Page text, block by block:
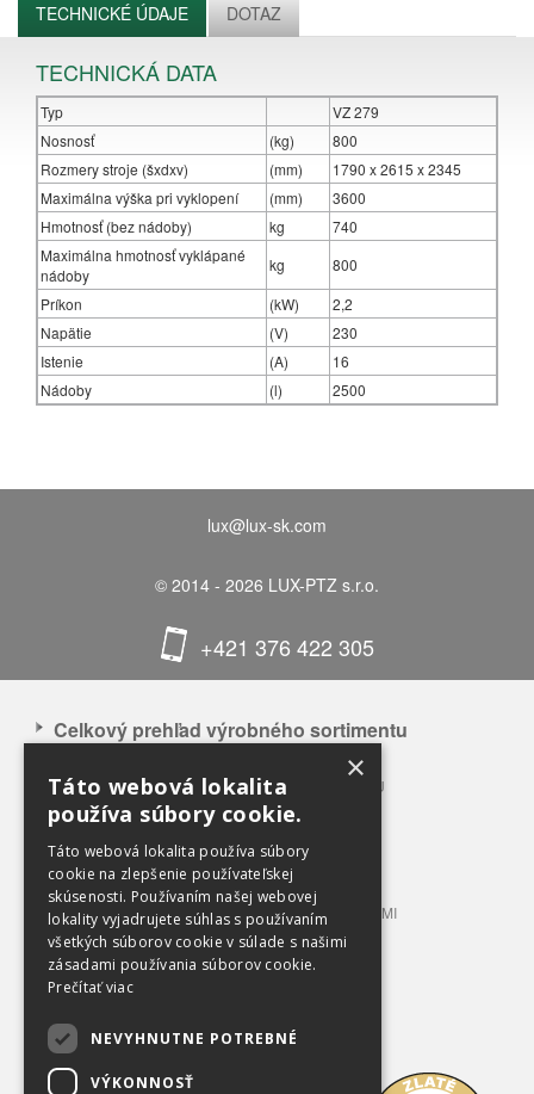
TECHNICKÉ ÚDAJE DOTAZ
TECHNICKÁ DATA
Typ
VZ 279
Nosnosť
(kg)
800
Rozmery stroje (šxdxv)
(mm)
1790 x 2615 x 2345
Maximálna výška pri vyklopení
(mm)
3600
Hmotnosť (bez nádoby)
kg
740
Maximálna hmotnosť vyklápané
nádoby
kg
800
Príkon
(kW)
2,2
Napätie
(V)
230
Istenie
(A)
16
Nádoby
(l) 2500
lux@lux-sk.com
© 2014 - 2026 LUX-PTZ s.r.o.
+421 376 422 305
Celkový prehľad výrobného sortimentu
CELKOVÝ PREHĽAD VÝROBNÉHO SORTIMENTU
BALÍKOVACIE LISY 3 – 12 T TLAKU
LISOVACIE KONTAJNERY
STACIONÁRNE LISY S PRÍPOJNÝMI KONTAJNERMI
TRIEDIACE LINKY
PRÍSLUŠENSTVO A VYBAVENIE
OBCHODNÉ PODMIENKY
Na prevzatie
×
Táto webová lokalita
používa súbory cookie.
Táto webová lokalita používa súbory
cookie na zlepšenie používateľskej
skúsenosti. Používaním našej webovej
lokality vyjadrujete súhlas s používaním
všetkých súborov cookie v súlade s našimi
zásadami používania súborov cookie.
Prečítať viac
NEVYHNUTNE POTREBNÉ
VÝKONNOSŤ